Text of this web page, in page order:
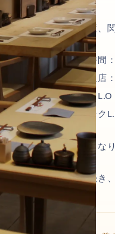
この度、
営業時間
最終入店
フード
ドリンク
以上とな
引き続き